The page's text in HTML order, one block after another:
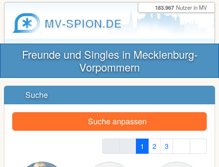
MV-SPION.DE
183.967 Nutzer in MV
Freunde und Singles in Mecklenburg-
Vorpommern
Suche
Suche anpassen
1 2 3